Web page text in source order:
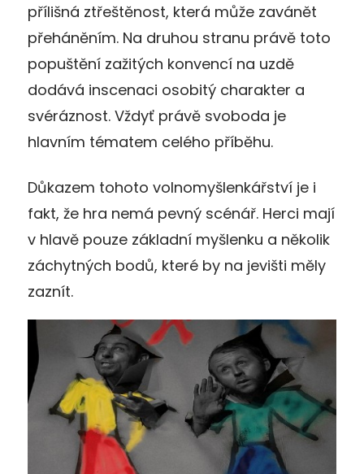
přílišná ztřeštěnost, která může zavánět
přeháněním. Na druhou stranu právě toto
popuštění zažitých konvencí na uzdě
dodává inscenaci osobitý charakter a
svéráznost. Vždyť právě svoboda je
hlavním tématem celého příběhu.
Důkazem tohoto volnomyšlenkářství je i
fakt, že hra nemá pevný scénář. Herci mají
v hlavě pouze základní myšlenku a několik
záchytných bodů, které by na jevišti měly
zaznít.